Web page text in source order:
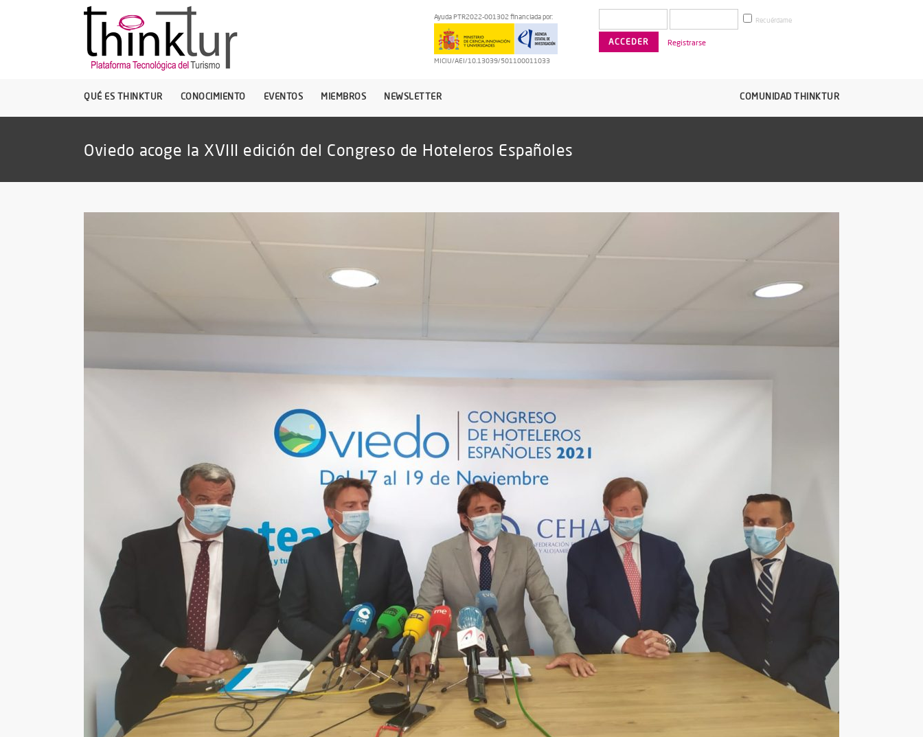
Ayuda PTR2022-001302 financiada por:
MICIU/AEI/10.13039/501100011033
Recuérdame
Registrarse
QUÉ ES THINKTUR CONOCIMIENTO EVENTOS MIEMBROS NEWSLETTER COMUNIDAD THINKTUR
Oviedo acoge la XVIII edición del Congreso de Hoteleros Españoles